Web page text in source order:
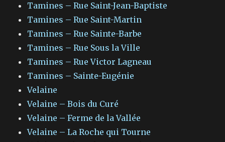
Tamines – Rue Saint-Jean-Baptiste
Tamines – Rue Saint-Martin
Tamines – Rue Sainte-Barbe
Tamines – Rue Sous la Ville
Tamines – Rue Victor Lagneau
Tamines – Sainte-Eugénie
Velaine
Velaine – Bois du Curé
Velaine – Ferme de la Vallée
Velaine – La Roche qui Tourne